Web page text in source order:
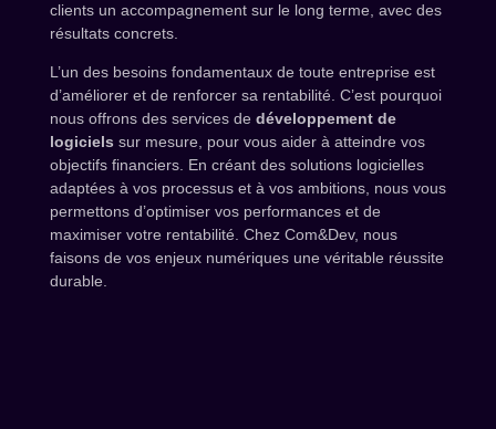
clients un accompagnement sur le long terme, avec des
résultats concrets.
L’un des besoins fondamentaux de toute entreprise est
d’améliorer et de renforcer sa rentabilité. C’est pourquoi
nous offrons des services de développement de
logiciels sur mesure, pour vous aider à atteindre vos
objectifs financiers. En créant des solutions logicielles
adaptées à vos processus et à vos ambitions, nous vous
permettons d’optimiser vos performances et de
maximiser votre rentabilité. Chez Com&Dev, nous
faisons de vos enjeux numériques une véritable réussite
durable.